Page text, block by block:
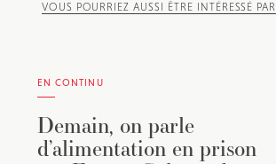
VOUS POURRIEZ AUSSI ÊTRE INTÉRESSÉ PAR
EN CONTINU
Demain, on parle
d’alimentation en prison